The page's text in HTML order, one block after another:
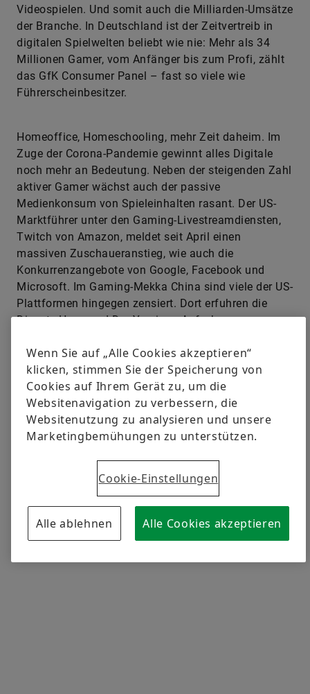
Videospielen. Und somit auch die Milliarden-Umsätze
der Branche. In Deutschland ist der Zeitvertreib in
digitalen Spielwelten beliebt wie nie: Mehr als 34
Millionen Gamer, vom Anfänger bis zum Profi, zählt
das GfK Consumer Panel – fast so viele wie
Führerscheinbesitzer.
Homeoffice, Homeschooling, mehr Zeit daheim. Im
Zuge der Corona-Pandemie gewinnt alles Digitale
noch mehr an Bedeutung. Neben der steigenden Zahl
aktiver Gamer wächst auch der passive
Medienkonsum von Spieleinhalten rasant. Der US-
Marktführer unter den Gaming-Livestreamdiensten,
Twitch von Amazon, meldet seit April einen
massiven Zuschaueranstieg, wie auch die
Konkurrenzangebote von Google, Facebook und
Microsoft. Im Gaming-Mekka China sind viele der US-
Plattformen hingegen zensiert. Dort erfuhren die
Dienste Huya und DouYu einen Aufschwung.
Wenn Sie auf „Alle Cookies akzeptieren“
klicken, stimmen Sie der Speicherung von
Cookies auf Ihrem Gerät zu, um die
Websitenavigation zu verbessern, die
Websitenutzung zu analysieren und unsere
Marketingbemühungen zu unterstützen.
Cookie-Einstellungen
Alle ablehnen Alle Cookies akzeptieren